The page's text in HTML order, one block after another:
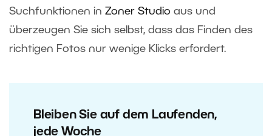
Suchfunktionen in Zoner Studio aus und
überzeugen Sie sich selbst, dass das Finden des
richtigen Fotos nur wenige Klicks erfordert.
Bleiben Sie auf dem Laufenden,
jede Woche